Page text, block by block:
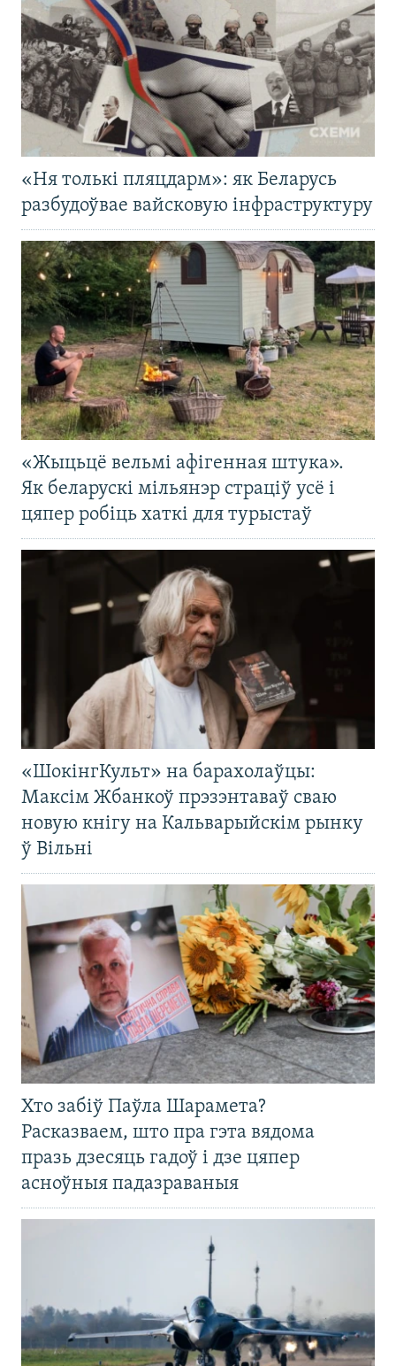
«Ня толькі пляцдарм»: як Беларусь
разбудоўвае вайсковую інфраструктуру
«Жыцьцё вельмі афігенная штука».
Як беларускі мільянэр страціў усё і
цяпер робіць хаткі для турыстаў
«ШокінгКульт» на барахолаўцы:
Максім Жбанкоў прэзэнтаваў сваю
новую кнігу на Кальварыйскім рынку
ў Вільні
Хто забіў Паўла Шарамета?
Расказваем, што пра гэта вядома
празь дзесяць гадоў і дзе цяпер
асноўныя падазраваныя